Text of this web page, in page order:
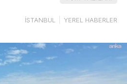
İSTANBUL YEREL HABERLER